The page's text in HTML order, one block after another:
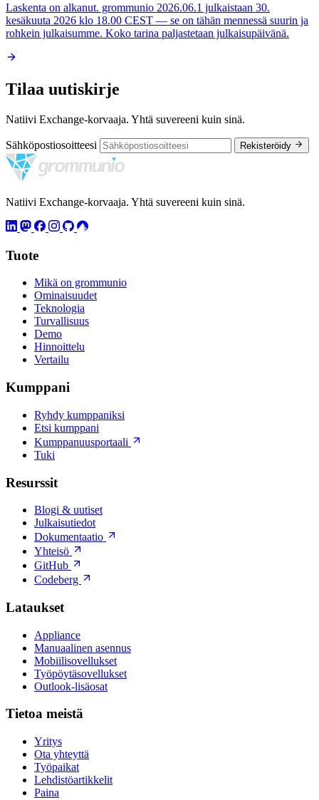
Laskenta on alkanut. grommunio 2026.06.1 julkaistaan 30.
kesäkuuta 2026 klo 18.00 CEST — se on tähän mennessä suurin ja
rohkein julkaisumme. Koko tarina paljastetaan julkaisupäivänä.
Tilaa uutiskirje
Natiivi Exchange-korvaaja. Yhtä suvereeni kuin sinä.
Sähköpostiosoitteesi Rekisteröidy
Natiivi Exchange-korvaaja. Yhtä suvereeni kuin sinä.
Tuote
Mikä on grommunio
Ominaisuudet
Teknologia
Turvallisuus
Demo
Hinnoittelu
Vertailu
Kumppani
Ryhdy kumppaniksi
Etsi kumppani
Kumppanuusportaali
Tuki
Resurssit
Blogi & uutiset
Julkaisutiedot
Dokumentaatio
Yhteisö
GitHub
Codeberg
Lataukset
Appliance
Manuaalinen asennus
Mobiilisovellukset
Työpöytäsovellukset
Outlook-lisäosat
Tietoa meistä
Yritys
Ota yhteyttä
Työpaikat
Lehdistöartikkelit
Paina